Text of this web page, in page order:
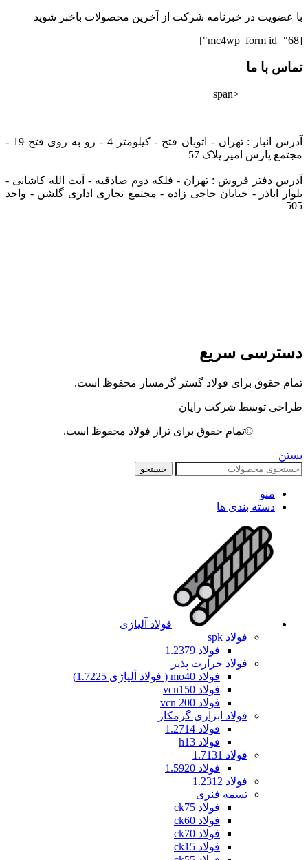
با عضویت در خبرنامه شرکت از آخرین محصولات باخبر شوید
[mc4wp_form id="68"]
تماس با ما
<span
آدرس انبار : تهران - اتوبان فتح - کیلومتر 4 - رو به روی فتح 19 -
مجتمع پارس امیر پلاک 57
آدرس دفتر فروش : تهران - فلکه دوم صادقیه - آیت الله کاشانی -
بلوار اباذر - خیابان حاجی زاده - مجتمع تجاری اداری گلشن - واحد
505
دسترسی سریع
تمام حقوق برای فولاد گستر گرمسار محفوظ است.
طراحی توسط شرکت رایان
©تمام حقوق برای تراز فولاد محفوظ است.
بستن
جستجو
منو
دسته بندی ها
فولاد آلیاژی
فولاد spk
فولاد 1.2379
فولاد حرارت پذیر
فولاد mo40 ( فولاد آلیاژی 1.7225)
فولاد vcn150
فولاد vcn 200
فولاد ابزاری گرمکار
فولاد 1.2714
فولاد h13
فولاد 1.7131
فولاد 1.5920
فولاد 1.2312
تسمه فنری
فولاد ck75
فولاد ck60
فولاد ck70
فولاد ck15